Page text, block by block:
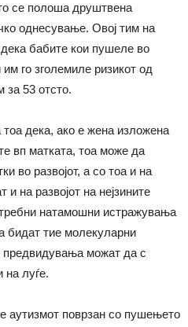
се полоша друштвена
однесување. Овој тим на
бабите кои пушеле во
го зголемиле ризикот од
за 53 отсто.
тоа дека, ако е жена изложена
вп матката, тоа може да
во развојот, а со тоа и на
на развојот на нејзините
натамошни истражувања
бидат тие молекуларни
предвидувања можат да с
на луѓе.
аутизмот поврзан со пушењето